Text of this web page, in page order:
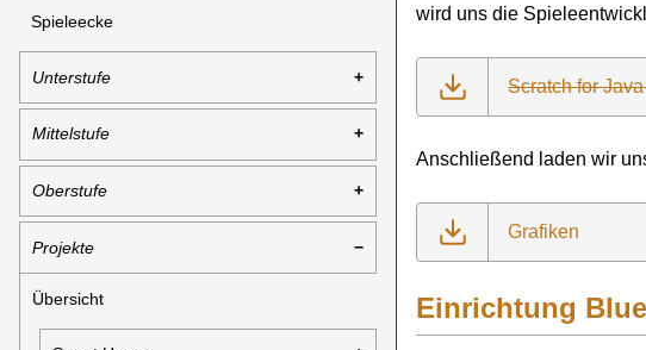
Spieleecke
Unterstufe
Mittelstufe
Oberstufe
Projekte
Übersicht
wird uns die
Scratch for
Anschließend laden wir
Grafiken
Einrichtung